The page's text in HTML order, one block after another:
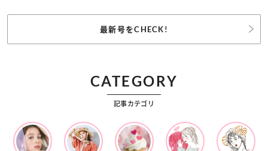
最新号をCHECK!
CATEGORY
記事カテゴリ